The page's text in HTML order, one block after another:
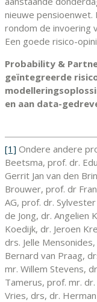
nieuwe pensioenwet.
rondom de invoering
Een goede risico-
Probability &
geïntegreerde
en aan data-
[1] Ondere andere
Beetsma, prof. dr.
Gerrit Jan van den
Brouwer, prof. dr
AG, prof. dr.
de Jong, dr. Angelien
Koedijk, dr. Jeroen
drs. Jelle
Bernard van Praag,
mr. Willem Stevens,
Tamerus, prof. mr.
Vries, drs, dr.